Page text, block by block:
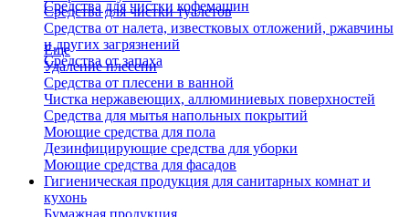
Средства для чистки кофемашин
Средства для чистки туалетов
Средства от налета, известковых отложений, ржавчины
и других загрязнений
Средства от запаха
Еще
Удаление плесени
Средства от плесени в ванной
Чистка нержавеющих, аллюминиевых поверхностей
Средства для мытья напольных покрытий
Моющие средства для пола
Дезинфицирующие средства для уборки
Моющие средства для фасадов
Гигиеническая продукция для санитарных комнат и
кухонь
Бумажная продукция